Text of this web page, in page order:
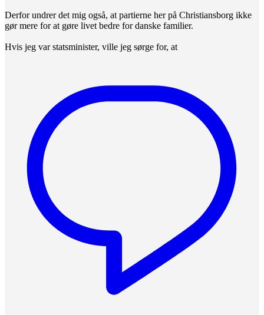
Derfor undrer det mig også, at partierne her på Christiansborg ikke
gør mere for at gøre livet bedre for danske familier.
Hvis jeg var statsminister, ville jeg sørge for, at